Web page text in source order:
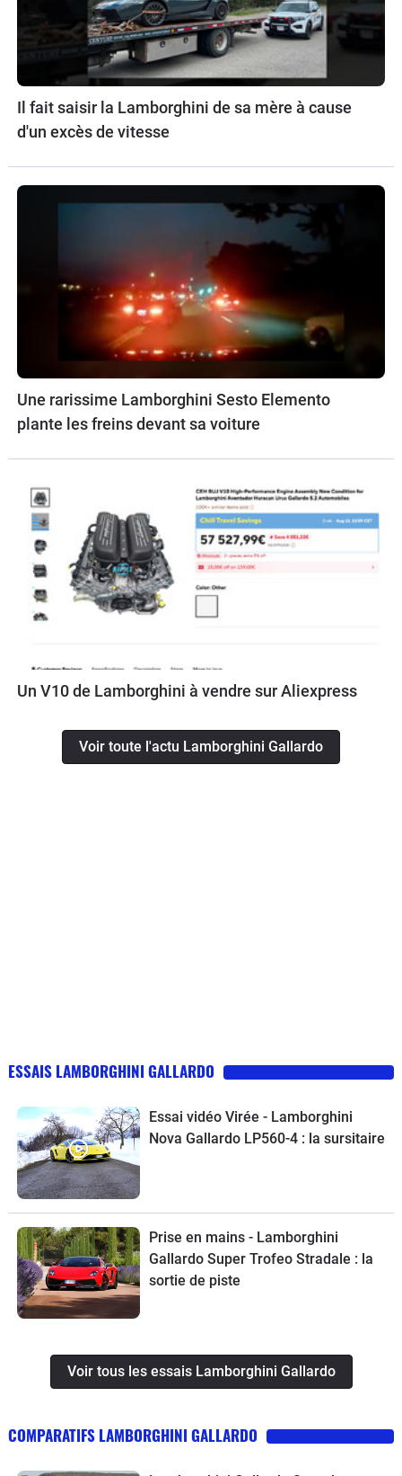
Il fait saisir la Lamborghini de sa mère à cause
d'un excès de vitesse
Une rarissime Lamborghini Sesto Elemento
plante les freins devant sa voiture
Un V10 de Lamborghini à vendre sur Aliexpress
Voir toute l'actu Lamborghini Gallardo
ESSAIS LAMBORGHINI GALLARDO
Essai vidéo Virée - Lamborghini
Nova Gallardo LP560-4 : la sursitaire
Prise en mains - Lamborghini
Gallardo Super Trofeo Stradale : la
sortie de piste
Voir tous les essais Lamborghini Gallardo
COMPARATIFS LAMBORGHINI GALLARDO